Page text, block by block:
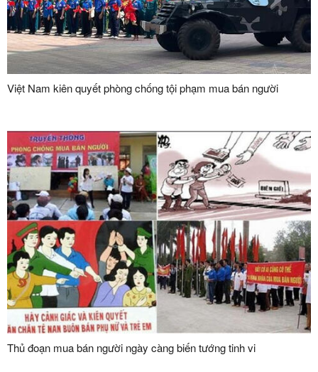
Việt Nam kiên quyết phòng chống tội phạm mua bán người
Thủ đoạn mua bán người ngày càng biến tướng tinh vi